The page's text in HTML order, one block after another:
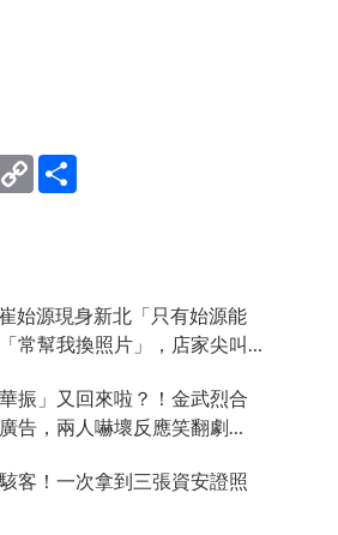
Copy
Link
始源現身新北「只有始源能
常幫我換照片」，店家尖叫
振」又回來啦？！金武烈合
告，兩人嚇壞反應笑翻劇
客！一次拿到三張資安證照